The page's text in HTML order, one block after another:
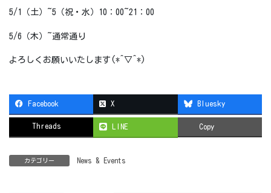
5/1（土）~5（祝・水）10：00~21：00
5/6（木）~通常通り
よろしくお願いいたします(*^▽^*)
Facebook X Bluesky
Threads LINE Copy
カテゴリー News & Events